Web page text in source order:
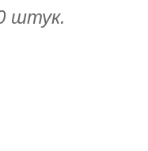
штук.